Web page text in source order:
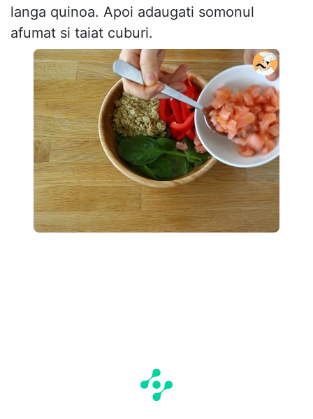
langa quinoa. Apoi adaugati somonul
afumat si taiat cuburi.